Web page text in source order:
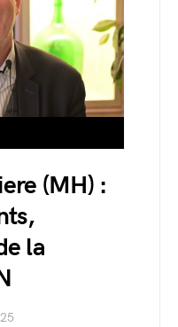
(MH) :
la